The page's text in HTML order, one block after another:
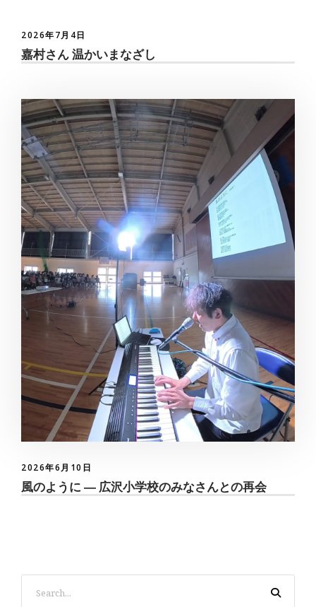
2026年7月4日
嘉村さん 温かいまなざし
2026年6月10日
風のように ― 広沢小学校のみなさんとの再会